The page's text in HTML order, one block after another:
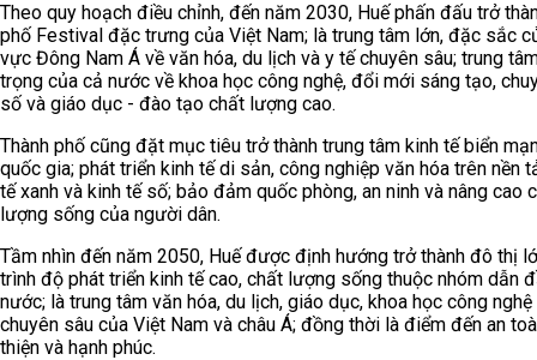
Theo quy hoạch điều chỉnh, đến năm 2030, Huế phấn đấu trở
phố Festival đặc trưng của Việt Nam; là trung tâm lớn, đặc sắc
vực Đông Nam Á về văn hóa, du lịch và y tế chuyên sâu; trung
trọng của cả nước về khoa học công nghệ, đổi mới sáng tạo,
số và giáo dục - đào tạo chất lượng cao.
Thành phố cũng đặt mục tiêu trở thành trung tâm kinh tế biển
quốc gia; phát triển kinh tế di sản, công nghiệp văn hóa trên nền
tế xanh và kinh tế số; bảo đảm quốc phòng, an ninh và nâng cao
lượng sống của người dân.
Tầm nhìn đến năm 2050, Huế được định hướng trở thành đô thị
trình độ phát triển kinh tế cao, chất lượng sống thuộc nhóm dẫn
nước; là trung tâm văn hóa, du lịch, giáo dục, khoa học công nghệ
chuyên sâu của Việt Nam và châu Á; đồng thời là điểm đến an
thiện và hạnh phúc.